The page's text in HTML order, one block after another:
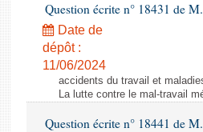
Budget et sécurité sociale
Questions écrites et orales
Comptes rendus des débats
Question écrite n° 18431 de
Date de
dépôt :
11/06/2024
accidents du travail et
La lutte contre le mal-travail
Question écrite n° 18441 de